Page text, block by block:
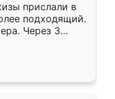
прислали в
подходящий.
Через 3
Остались
Ренессанс